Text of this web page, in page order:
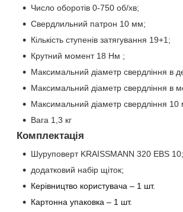
Число оборотів 0-750 об/хв;
Свердлильний патрон 10 мм;
Кількість ступенів затягування 19+1;
Крутний момент 18 Нм ;
Максимальний діаметр свердління в
Максимальний діаметр свердління в
Максимальний діаметр свердління 10
Вага 1,3 кг
Комплектація
Шуруповерт KRAISSMANN 320 EBS 10;
додатковий набір щіток;
Керівництво користувача – 1 шт.
Картонна упаковка – 1 шт.